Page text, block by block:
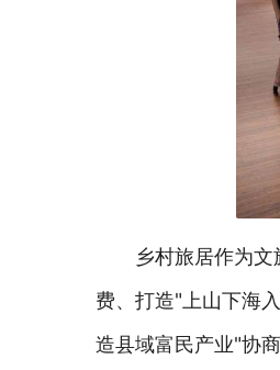
乡村旅居作为
费、打造"上山下海
造县域富民产业"协